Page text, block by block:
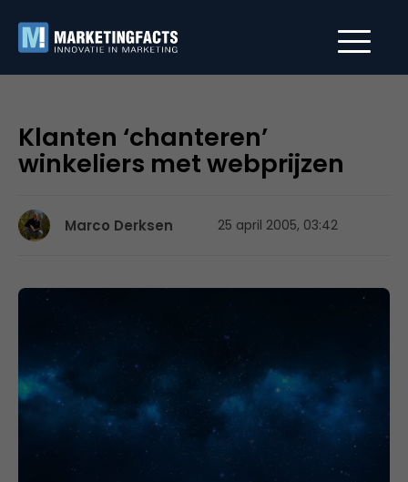
Klanten ‘chanteren’
winkeliers met webprijzen
Marco Derksen 25 april 2005, 03:42